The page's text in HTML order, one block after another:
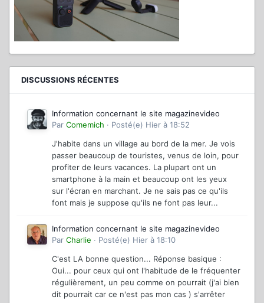
DISCUSSIONS RÉCENTES
Information concernant le site magazinevideo
Par Comemich · Posté(e) Hier à 18:52
J'habite dans un village au bord de la mer. Je vois
passer beaucoup de touristes, venus de loin, pour
profiter de leurs vacances. La plupart ont un
smartphone à la main et beaucoup ont les yeux
sur l'écran en marchant. Je ne sais pas ce qu'ils
font mais je suppose qu'ils ne font pas leur...
Information concernant le site magazinevideo
Par Charlie · Posté(e) Hier à 18:10
C'est LA bonne question... Réponse basique :
Oui... pour ceux qui ont l'habitude de le fréquenter
régulièrement, un peu comme on pourrait (j'ai bien
dit pourrait car ce n'est pas mon cas ) s'arrêter